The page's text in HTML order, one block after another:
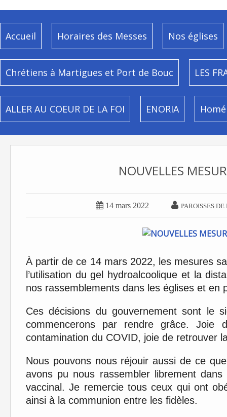
Accueil Horaires des Messes Nos églises
Chrétiens à Martigues et Port de Bouc LES
ALLER AU COEUR DE LA FOI ENORIA
NOUVELLES
 14 mars 2022  PAROISSES
À partir de ce 14 mars 2022, les mesures
l’utilisation du gel hydroalcoolique et la
nos rassemblements dans les églises et en
Ces décisions du gouvernement sont le
commencerons par rendre grâce. Joie
contamination du COVID, joie de retrouver
Nous pouvons nous réjouir aussi de ce
avons pu nous rassembler librement
vaccinal. Je remercie tous ceux qui ont
ainsi à la communion entre les fidèles.